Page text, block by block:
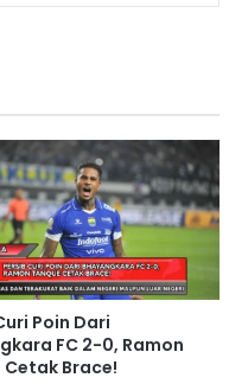
Poin Dari
FC 2-0, Ramon
Cetak Brace!